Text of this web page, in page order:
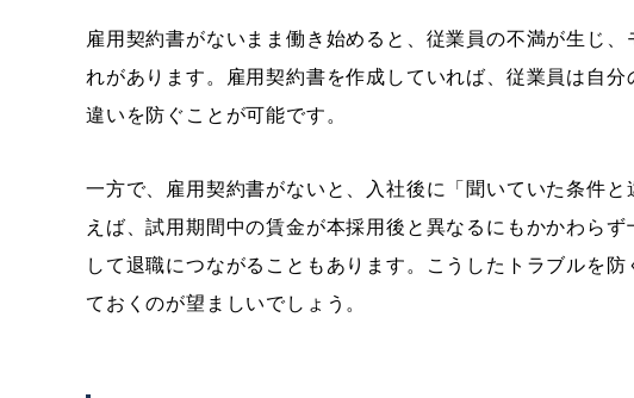
雇用契約書がないまま働き始めると、従業員の不満が生じ
れがあります。雇用契約書を作成していれば、従業員は自
違いを防ぐことが可能です。
一方で、雇用契約書がないと、入社後に「聞いていた条件
えば、試用期間中の賃金が本採用後と異なるにもかかわら
して退職につながることもあります。こうしたトラブルを
ておくのが望ましいでしょう。